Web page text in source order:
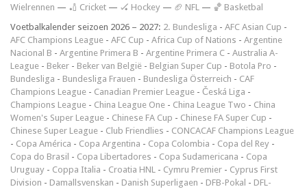
Wielrennen — 🏏 Cricket — 🏑 Hockey — 🏈 NFL — 🏀 Basketbal
Voetbalkalender seizoen 2026 – 2027: 2. Bundesliga - AFC Asian Cup -
AFC Champions League - AFC Cup - Africa Cup of Nations - Argentine
Nacional B - Argentine Primera B - Argentine Primera C - Australia A-
League - Beker - Beker van België - Belgian Super Cup - Botola Pro -
Bundesliga - Bundesliga Frauen - Bundesliga Österreich - CAF
Champions League - Canadian Premier League - Česká Liga -
Champions League - China League One - China League Two - China
Women's Super League - Chinese FA Cup - Chinese FA Super Cup -
Chinese Super League - Club Friendlies - CONCACAF Champions League
- Copa América - Copa Argentina - Copa Colombia - Copa del Rey -
Copa do Brasil - Copa Libertadores - Copa Sudamericana - Copa
Uruguay - Coppa Italia - Croatia HNL - Cymru Premier - Cyprus First
Division - Damallsvenskan - Danish Superligaen - DFB-Pokal - DFL-